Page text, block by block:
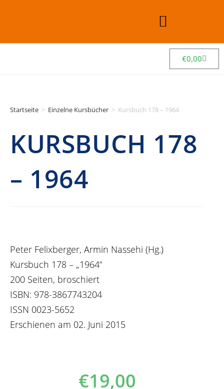
€0,00
Startseite > Einzelne Kursbücher > Kursbuch 178 – 1964
KURSBUCH 178
– 1964
Peter Felixberger, Armin Nassehi (Hg.)
Kursbuch 178 – „1964“
200 Seiten, broschiert
ISBN: 978-3867743204
ISSN 0023-5652
Erschienen am 02. Juni 2015
€19,00